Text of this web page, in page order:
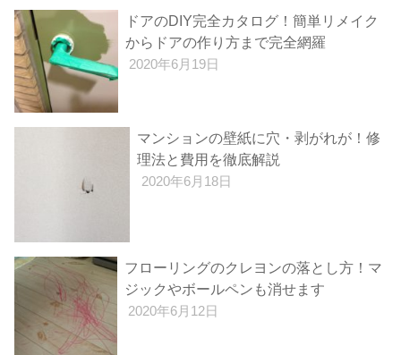
ドアのDIY完全カタログ！簡単リメイク
からドアの作り方まで完全網羅
2020年6月19日
マンションの壁紙に穴・剥がれが！修
理法と費用を徹底解説
2020年6月18日
フローリングのクレヨンの落とし方！マ
ジックやボールペンも消せます
2020年6月12日